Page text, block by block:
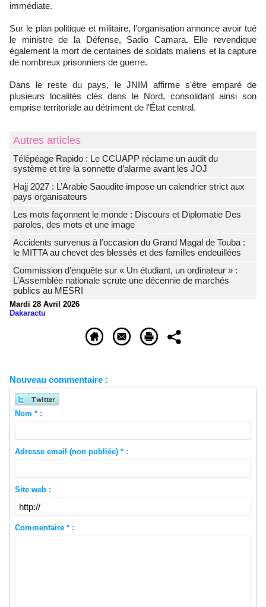
immédiate.
​Sur le plan politique et militaire, l'organisation annonce avoir tué
le ministre de la Défense, Sadio Camara. Elle revendique
également la mort de centaines de soldats maliens et la capture
de nombreux prisonniers de guerre.
​Dans le reste du pays, le JNIM affirme s'être emparé de
plusieurs localités clés dans le Nord, consolidant ainsi son
emprise territoriale au détriment de l'État central.
Autres articles
Télépéage Rapido : Le CCUAPP réclame un audit du
système et tire la sonnette d’alarme avant les JOJ
Hajj 2027 : L’Arabie Saoudite impose un calendrier strict aux
pays organisateurs
Les mots façonnent le monde : Discours et Diplomatie Des
paroles, des mots et une image
Accidents survenus à l’occasion du Grand Magal de Touba :
le MITTA au chevet des blessés et des familles endeuillées
Commission d’enquête sur « Un étudiant, un ordinateur » :
L’Assemblée nationale scrute une décennie de marchés
publics au MESRI
Mardi 28 Avril 2026
Dakaractu
Nouveau commentaire :
Nom * :
Adresse email (non publiée) * :
Site web :
Commentaire * :